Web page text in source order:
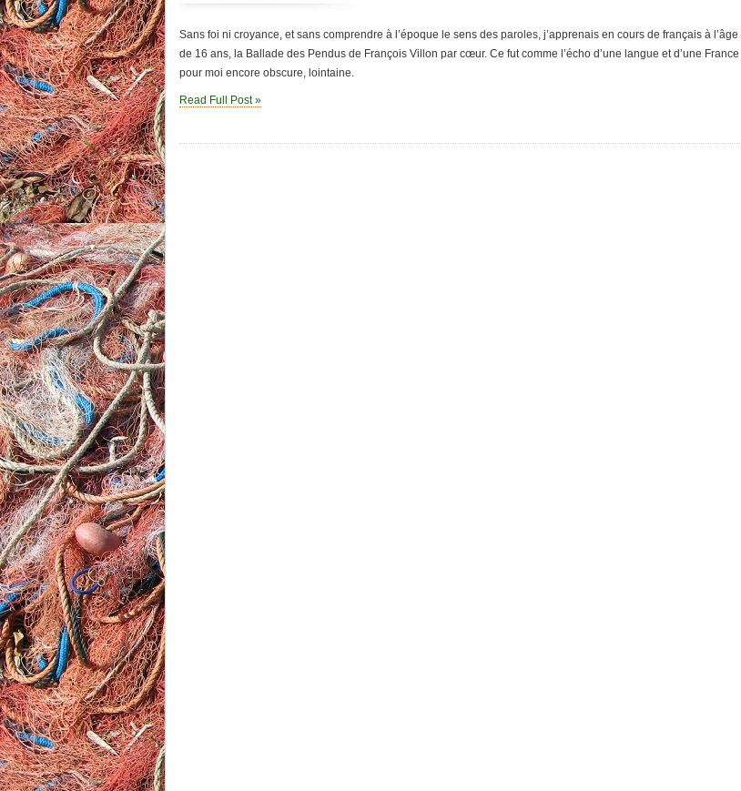
Sans foi ni croyance, et sans comprendre à l’époque le sens des paroles, j’apprenais en cours de français à l’âge
de 16 ans, la Ballade des Pendus de François Villon par cœur. Ce fut comme l’écho d’une langue et d’une France
pour moi encore obscure, lointaine.
Read Full Post »